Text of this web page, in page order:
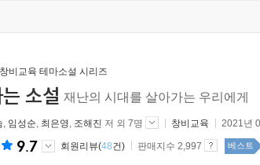
창비교육 테마소설 시리즈
소설 재난의 시대를 살아가는 우리에게
, 임성순, 최은영, 조해진 저 외 7명 창비교육 2021년
9.7 회원리뷰(48건) 판매지수 2,997 베스트